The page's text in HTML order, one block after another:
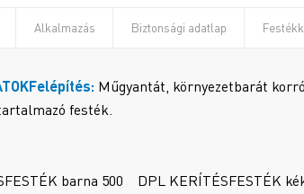
Alkalmazás Biztonsági adatlap
Felépítés: Műgyantát, környezetbarát
festék.
barna 500 DPL KERÍTÉSFESTÉK